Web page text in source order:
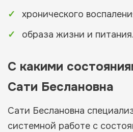
хронического
образа жизни и питания.
С какими
Сати Беслановна
Сати Беслановна
системной работе с